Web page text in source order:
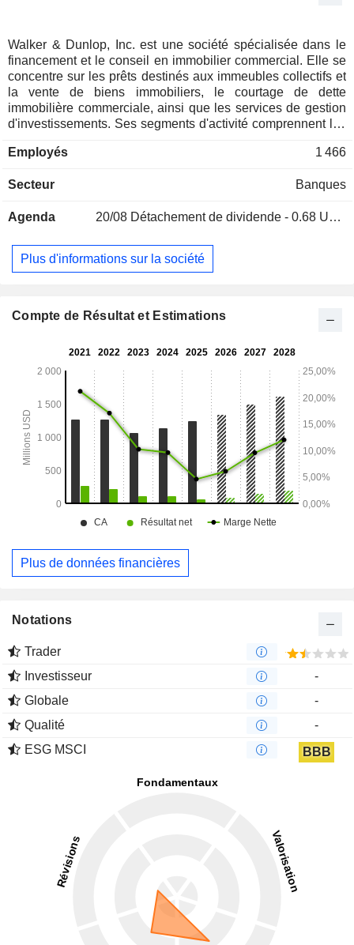
Walker & Dunlop, Inc. est une société spécialisée dans le
financement et le conseil en immobilier commercial. Elle se
concentre sur les prêts destinés aux immeubles collectifs et
la vente de biens immobiliers, le courtage de dette
immobilière commerciale, ainsi que les services de gestion
d'investissements. Ses segments d'activité comprennent les
(SAM) et les services généraux. Le segment CM propose à
immobilier commercial, notamment des prêts accordés par
immobiliers, ainsi que des services d'expertise et
banque d'investissement et de conseil liés à l'immobilier.
Les activités du segment SAM comprennent la gestion et
compagnies d'assurance-vie, ainsi que l'émission de prêts
sur le secteur du logement abordable et d'autres biens
immobiliers commerciaux.
Employés 1 466
Secteur Banques
Agenda 20/08 Détachement de dividende - 0.68 USD
Plus d'informations sur la société
Compte de Résultat et Estimations
Plus de données financières
Notations
Trader
Investisseur
-
Globale
-
Qualité
-
ESG MSCI
BBB